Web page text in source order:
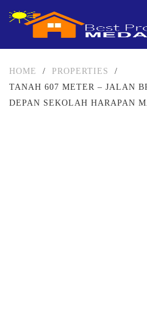
HOME / PROPERTIES
/
TANAH 607 METER – JALAN
DEPAN SEKOLAH HARAPAN